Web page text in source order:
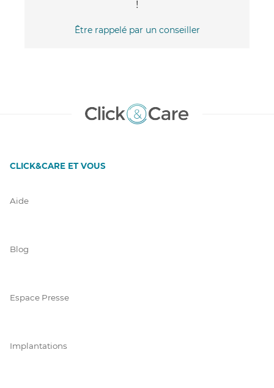
!
Être rappelé par un conseiller
CLICK&CARE ET VOUS
Aide
Blog
Espace Presse
Implantations